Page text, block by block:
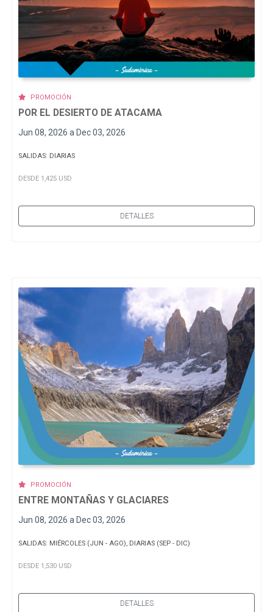
PROMOCIÓN
POR EL DESIERTO DE ATACAMA
Jun 08, 2026 a Dec 03, 2026
SALIDAS: DIARIAS
DESDE 1,425 USD
DETALLES
PROMOCIÓN
ENTRE MONTAÑAS Y GLACIARES
Jun 08, 2026 a Dec 03, 2026
SALIDAS: MIÉRCOLES (JUN - AGO), DIARIAS (SEP - DIC)
DESDE 1,530 USD
DETALLES